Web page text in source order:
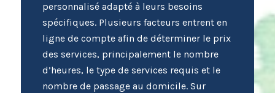
personnalisé adapté à leurs besoins
spécifiques. Plusieurs facteurs entrent en
ligne de compte afin de déterminer le prix
des services, principalement le nombre
d’heures, le type de services requis et le
nombre de passage au domicile. Sur